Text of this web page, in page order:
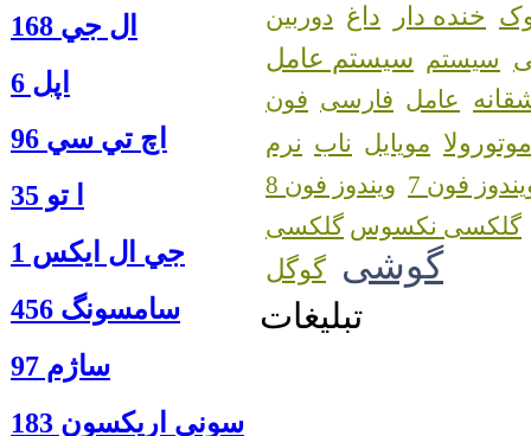
ال جي 168
اپل 6
اچ تي سي 96
ا‍ تو 35
جي ال ايكس 1
سامسونگ 456
ساژم 97
سوني اريكسون 183
خنده دار داغ دوربین
سیستم سیستم عامل
عامل فارسی فون
موتورولا مویایل ناب نرم
فون 7
ویندوز فون 8
گلکسی نکسوس
گوشی گوگل
تبلیغات